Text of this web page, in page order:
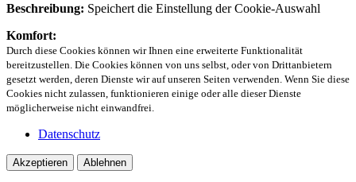
Beschreibung: Speichert die Einstellung der Cookie-Auswahl
Komfort:
Durch diese Cookies können wir Ihnen eine erweiterte Funktionalität
bereitzustellen. Die Cookies können von uns selbst, oder von Drittanbietern
gesetzt werden, deren Dienste wir auf unseren Seiten verwenden. Wenn Sie diese
Cookies nicht zulassen, funktionieren einige oder alle dieser Dienste
möglicherweise nicht einwandfrei.
Datenschutz
Akzeptieren Ablehnen